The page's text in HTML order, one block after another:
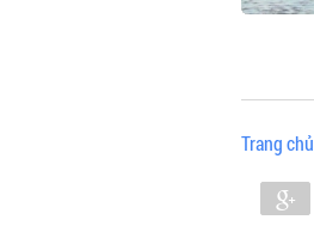
Trang chủ